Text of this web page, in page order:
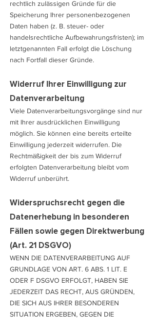
rechtlich zulässigen Gründe für die
Speicherung Ihrer personenbezogenen
Daten haben (z. B. steuer- oder
handelsrechtliche Aufbewahrungsfristen); im
letztgenannten Fall erfolgt die Löschung
nach Fortfall dieser Gründe.
Widerruf Ihrer Einwilligung zur
Datenverarbeitung
Viele Datenverarbeitungsvorgänge sind nur
mit Ihrer ausdrücklichen Einwilligung
möglich. Sie können eine bereits erteilte
Einwilligung jederzeit widerrufen. Die
Rechtmäßigkeit der bis zum Widerruf
erfolgten Datenverarbeitung bleibt vom
Widerruf unberührt.
Widerspruchsrecht gegen die
Datenerhebung in besonderen
Fällen sowie gegen Direktwerbung
(Art. 21 DSGVO)
WENN DIE DATENVERARBEITUNG AUF
GRUNDLAGE VON ART. 6 ABS. 1 LIT. E
ODER F DSGVO ERFOLGT, HABEN SIE
JEDERZEIT DAS RECHT, AUS GRÜNDEN,
DIE SICH AUS IHRER BESONDEREN
SITUATION ERGEBEN, GEGEN DIE